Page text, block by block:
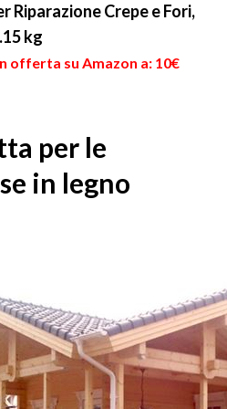
Riparazione Crepe e Fori,
kg
offerta su Amazon a: 10€
per le
in legno